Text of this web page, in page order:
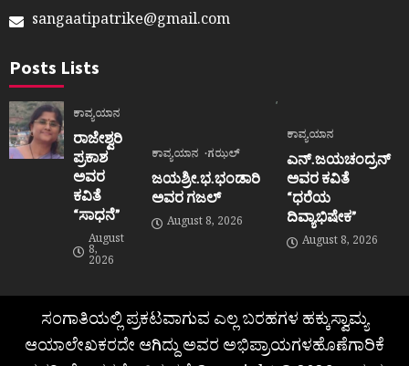
sangaatipatrike@gmail.com
Posts Lists
ಕಾವ್ಯಯಾನ
ರಾಜೇಶ್ವರಿ
ಪ್ರಕಾಶ
ಅವರ
ಕವಿತೆ
“ಸಾಧನೆ”
August
8,
2026
ಕಾವ್ಯಯಾನ ಗಝಲ್
ಜಯಶ್ರೀ.ಭ.ಭಂಡಾರಿ
ಅವರ ಗಜಲ್
August 8, 2026
ಕಾವ್ಯಯಾನ
ಎನ್.ಜಯಚಂದ್ರನ್
ಅವರ ಕವಿತೆ
“ಧರೆಯ
ದಿವ್ಯಾಭಿಷೇಕ”
August 8, 2026
ಸಂಗಾತಿಯಲ್ಲಿ ಪ್ರಕಟವಾಗುವ ಎಲ್ಲ ಬರಹಗಳ ಹಕ್ಕುಸ್ವಾಮ್ಯ
ಆಯಾಲೇಖಕರದೇ ಆಗಿದ್ದು ಅವರ ಅಭಿಪ್ರಾಯಗಳಹೊಣೆಗಾರಿಕೆ